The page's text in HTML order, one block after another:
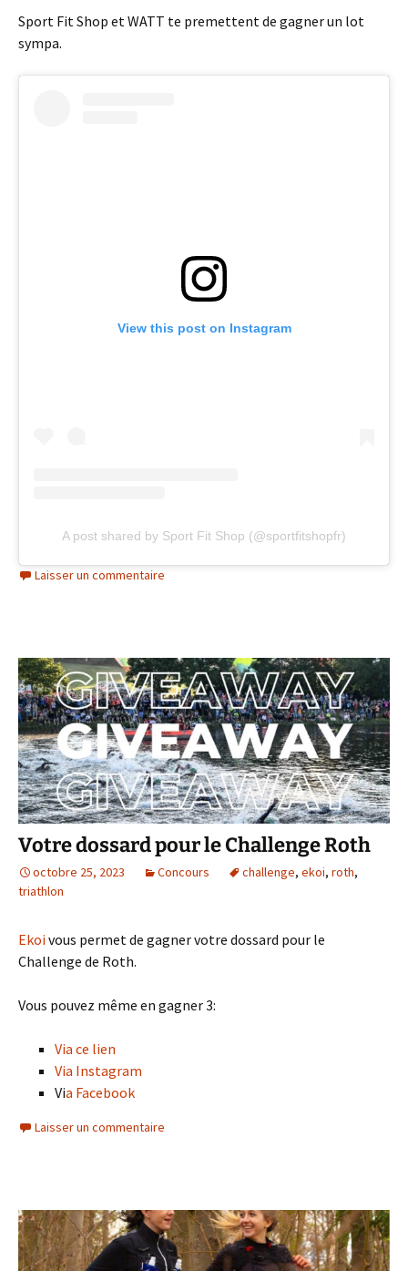
Sport Fit Shop et WATT te premettent de gagner un lot
sympa.
View this post on Instagram
A post shared by Sport Fit Shop (@sportfitshopfr)
Laisser un commentaire
Votre dossard pour le Challenge Roth
octobre 25, 2023 Concours challenge, ekoi, roth,
triathlon
Ekoivous permet de gagner votre dossard pour le
Challenge de Roth.
Vous pouvez même en gagner 3:
Via ce lien
Via Instagram
Via Facebook
Laisser un commentaire